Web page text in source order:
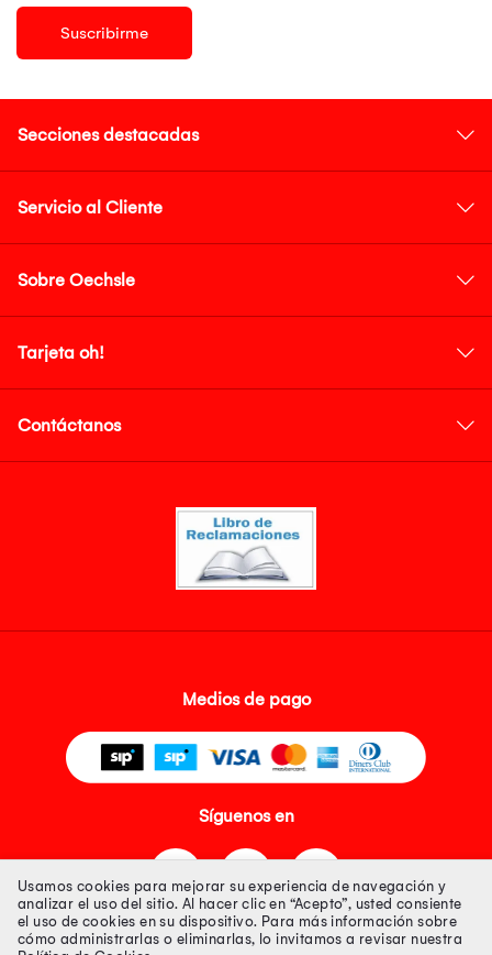
Suscribirme
Secciones destacadas
Servicio al Cliente
Sobre Oechsle
Tarjeta oh!
Contáctanos
Medios de pago
Síguenos en
Usamos cookies para mejorar su experiencia de navegación y
analizar el uso del sitio. Al hacer clic en “Acepto”, usted consiente
el uso de cookies en su dispositivo. Para más información sobre
cómo administrarlas o eliminarlas, lo invitamos a revisar nuestra